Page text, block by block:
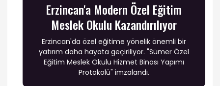
Erzincan'a Modern Özel Eğitim
Meslek Okulu Kazandırılıyor
Erzincan'da özel eğitime yönelik önemli bir
yatırım daha hayata geçiriliyor. "Sümer Özel
Eğitim Meslek Okulu Hizmet Binası Yapımı
Protokolü" imzalandı.